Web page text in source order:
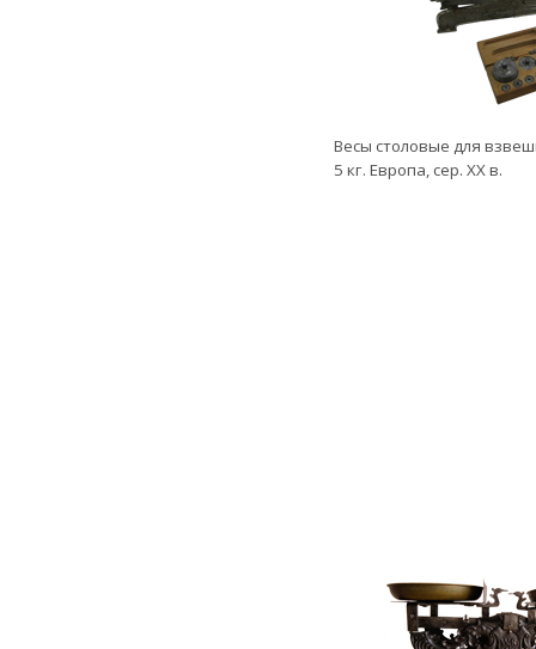
Весы столовые для
5 кг. Европа, сер. ХХ в.